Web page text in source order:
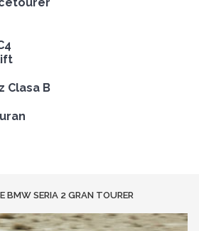
Clasa B
BMW SERIA 2 GRAN TOURER